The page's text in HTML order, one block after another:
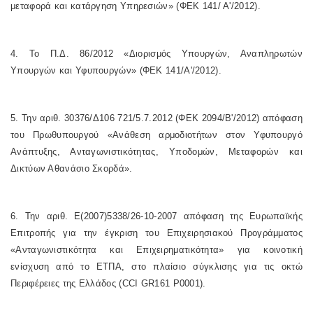
μεταφορά και κατάργηση Υπηρεσιών» (ΦΕΚ 141/ Α'/2012).
4. Το Π.Δ. 86/2012 «Διορισμός Υπουργών, Αναπληρωτών
Υπουργών και Υφυπουργών» (ΦΕΚ 141/Α'/2012).
5. Την αριθ. 30376/Δ106 721/5.7.2012 (ΦΕΚ 2094/Β'/2012) απόφαση
του Πρωθυπουργού «Ανάθεση αρμοδιοτήτων στον Υφυπουργό
Ανάπτυξης, Ανταγωνιστικότητας, Υποδομών, Μεταφορών και
Δικτύων Αθανάσιο Σκορδά».
6. Την αριθ. Ε(2007)5338/26-10-2007 απόφαση της Ευρωπαϊκής
Επιτροπής για την έγκριση του Επιχειρησιακού Προγράμματος
«Ανταγωνιστικότητα και Επιχειρηματικότητα» για κοινοτική
ενίσχυση από το ΕΤΠΑ, στο πλαίσιο σύγκλισης για τις οκτώ
Περιφέρειες της Ελλάδος (CCI GR161 P0001).